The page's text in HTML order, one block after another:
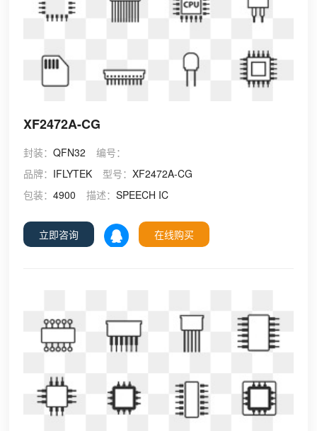
XF2472A-CG
封装：QFN32
编号：
品牌： IFLYTEK 型号：XF2472A-CG
包装：4900 描述：SPEECH IC
立即咨询 在线购买